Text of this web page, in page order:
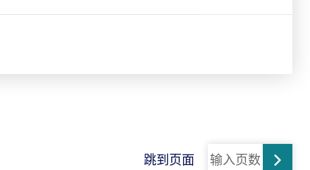
跳到页面